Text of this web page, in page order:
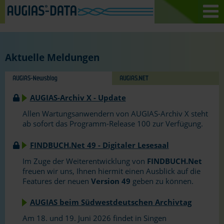
Aktuelle Meldungen
AUGIAS-Archiv X - Update
Allen Wartungsanwendern von AUGIAS-Archiv X steht
ab sofort das Programm-Release 100 zur Verfügung.
FINDBUCH.Net 49 - Digitaler Lesesaal
Im Zuge der Weiterentwicklung von FINDBUCH.Net
freuen wir uns, Ihnen hiermit einen Ausblick auf die
Features der neuen Version 49 geben zu können.
AUGIAS beim Südwestdeutschen Archivtag
Am 18. und 19. Juni 2026 findet in Singen